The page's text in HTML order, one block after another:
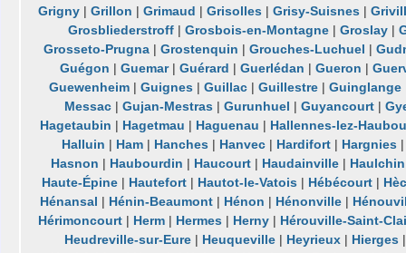
Grigny| Grillon | Grimaud | Grisolles| Grisy-Suisnes|
Grosbliederstroff |Grosbois-en-Montagne |Groslay |
Grosseto-Prugna |Grostenquin |Grouches-Luchuel |
Guégon |Guemar|Guérard |Guerlédan |Gueron |
Guewenheim |Guignes |Guillac |Guillestre |Guinglange
Messac |Gujan-Mestras |Gurunhuel |Guyancourt |
Hagetaubin | Hagetmau | Haguenau | Hallennes-lez-
Halluin | Ham| Hanches| Hanvec| Hardifort| Hargnies
Hasnon | Haubourdin | Haucourt| Haudainville| Haulchin
Haute-Épine | Hautefort | Hautot-le-Vatois | Hébécourt |
Hénansal | Hénin-Beaumont| Hénon | Hénonville|
Hérimoncourt | Herm | Hermes | Herny | Hérouville-Saint-
Heudreville-sur-Eure| Heuqueville| Heyrieux| Hierges